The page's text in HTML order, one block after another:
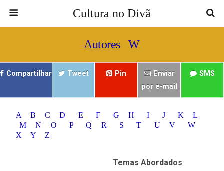
Cultura no Divã
Autores W
Compartilhar Tweet Pin
Enviar
por e-mail
SMS
A B C D E F G H I J K
L
M
N O P Q R S T U V
W
X
Y Z
Temas Abordados